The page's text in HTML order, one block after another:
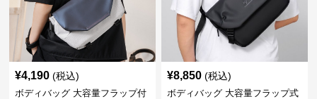
¥4,190 (税込)
ボディバッグ 大容量フラップ付
¥8,850 (税込)
ボディバッグ 大容量フラップ式